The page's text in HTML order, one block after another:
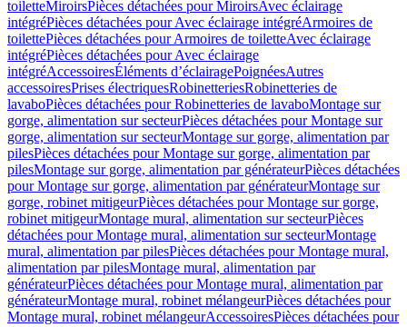
toiletteMiroirsPièces détachées pour MiroirsAvec éclairage
intégréPièces détachées pour Avec éclairage intégréArmoires de
toilettePièces détachées pour Armoires de toiletteAvec éclairage
intégréPièces détachées pour Avec éclairage
intégréAccessoiresÉléments d’éclairagePoignéesAutres
accessoiresPrises électriquesRobinetteriesRobinetteries de
lavaboPièces détachées pour Robinetteries de lavaboMontage sur
gorge, alimentation sur secteurPièces détachées pour Montage sur
gorge, alimentation sur secteurMontage sur gorge, alimentation par
pilesPièces détachées pour Montage sur gorge, alimentation par
pilesMontage sur gorge, alimentation par générateurPièces détachées
pour Montage sur gorge, alimentation par générateurMontage sur
gorge, robinet mitigeurPièces détachées pour Montage sur gorge,
robinet mitigeurMontage mural, alimentation sur secteurPièces
détachées pour Montage mural, alimentation sur secteurMontage
mural, alimentation par pilesPièces détachées pour Montage mural,
alimentation par pilesMontage mural, alimentation par
générateurPièces détachées pour Montage mural, alimentation par
générateurMontage mural, robinet mélangeurPièces détachées pour
Montage mural, robinet mélangeurAccessoiresPièces détachées pour